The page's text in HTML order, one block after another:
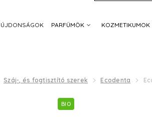
ÚJDONSÁGOK PARFÜMÖK KOZMETIKUMOK
Száj-, és fogtisztító szerek Ecodenta
BIO